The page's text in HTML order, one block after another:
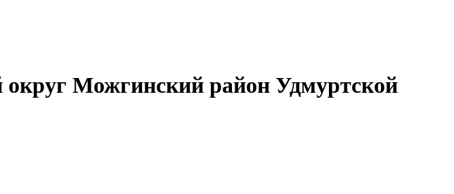
Можгинский район Удмуртской